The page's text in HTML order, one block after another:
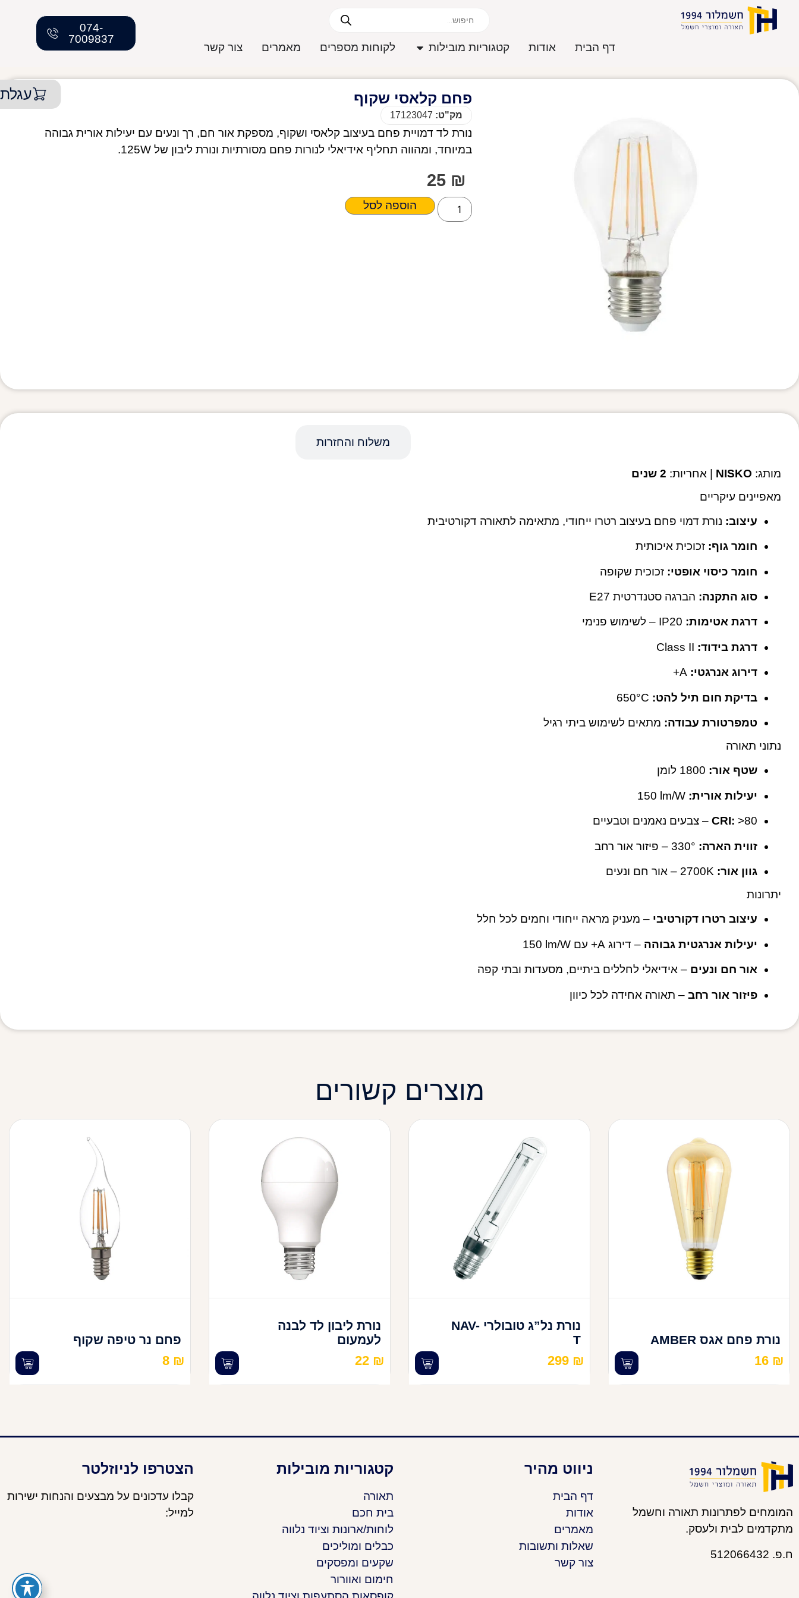
דף הבית אודות קטגוריות מובילות לקוחות מספרים מאמרים צור קשר
074-
7009837
פחם קלאסי שקוף
מק"ט: 17123047
נורת לד דמויית פחם בעיצוב קלאסי ושקוף, מספקת אור חם, רך ונעים עם יעילות אורית גבוהה
במיוחד, ומהווה תחליף אידיאלי לנורות פחם מסורתיות ונורת ליבון של 125W.
25 ₪
הוספה לסל
משלוח והחזרות
מותג: NISKO | אחריות: 2 שנים
מאפיינים עיקריים
עיצוב: נורת דמוי פחם בעיצוב רטרו ייחודי, מתאימה לתאורה דקורטיבית
חומר גוף: זכוכית איכותית
חומר כיסוי אופטי: זכוכית שקופה
סוג התקנה: הברגה סטנדרטית E27
דרגת אטימות:
דרגת בידוד:
דירוג אנרגטי:
בדיקת חום תיל להט:
טמפרטורת עבודה:
נתוני תאורה
שטף אור:
יעילות אורית:
CRI: ‎>80 – צבעים נאמנים וטבעיים
זווית הארה:
גוון אור:
יתרונות
עיצוב רטרו דקורטיבי – מעניק מראה ייחודי וחמים לכל חלל
יעילות אנרגטית גבוהה – דירוג A+ עם ‎150 lm/W
אור חם ונעים – אידיאלי לחללים ביתיים, מסעדות ובתי קפה
פיזור אור רחב – תאורה אחידה לכל כיוון
מוצרים קשורים
נורת פחם אגס AMBER
16 ₪
נורת נל”ג טובולרי NAV-
T
299 ₪
נורת ליבון לד לבנה
לעמעום
22 ₪
פחם נר טיפה שקוף
8 ₪
המומחים לפתרונות תאורה וחשמל
מתקדמים לבית ולעסק.
ח.פ. 512066432
ניווט מהיר
דף הבית
אודות
מאמרים
שאלות ותשובות
צור קשר
קטגוריות מובילות
תאורה
בית חכם
לוחות/ארונות וציוד נלווה
כבלים ומוליכים
שקעים ומפסקים
חימום ואוורור
הצטרפו לניוזלטר
קבלו עדכונים על מבצעים והנחות ישירות
למייל: